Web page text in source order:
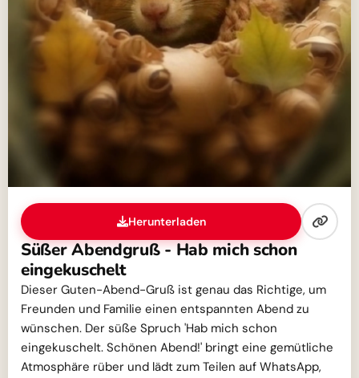
Herunterladen
Süßer Abendgruß - Hab mich schon
eingekuschelt
Dieser Guten-Abend-Gruß ist genau das Richtige, um
Freunden und Familie einen entspannten Abend zu
wünschen. Der süße Spruch 'Hab mich schon
eingekuschelt. Schönen Abend!' bringt eine gemütliche
Atmosphäre rüber und lädt zum Teilen auf WhatsApp,